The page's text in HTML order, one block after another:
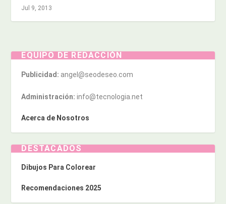
Jul 9, 2013
EQUIPO DE REDACCIÓN
Publicidad: angel@seodeseo.com
Administración: info@tecnologia.net
Acerca de Nosotros
DESTACADOS
Dibujos Para Colorear
Recomendaciones 2025